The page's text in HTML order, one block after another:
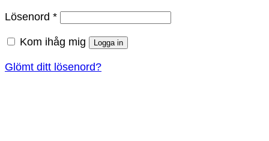
Lösenord *Obligatoriskt
Kom ihåg mig Logga in
Glömt ditt lösenord?